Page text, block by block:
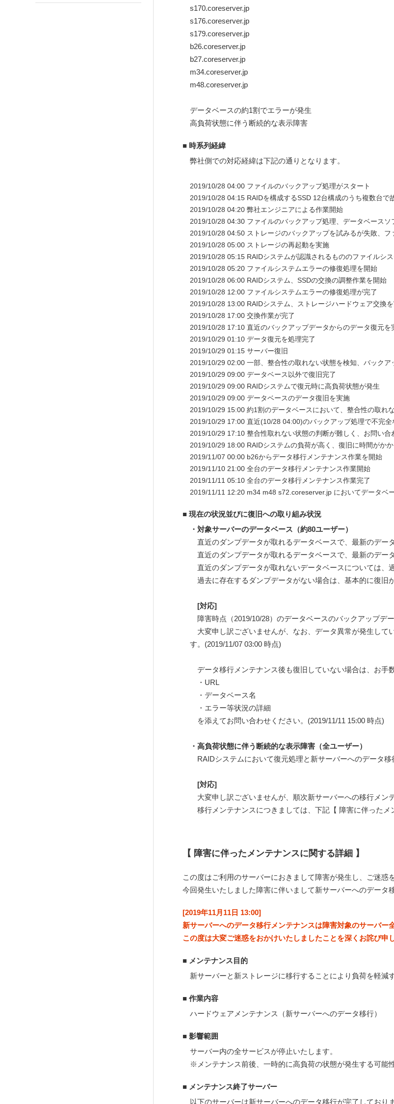
s170.coreserver.jp
s176.coreserver.jp
s179.coreserver.jp
b26.coreserver.jp
b27.coreserver.jp
m34.coreserver.jp
m48.coreserver.jp
データベースの約1割でエラーが発生
高負荷状態に伴う断続的な表示障害
■ 時系列経緯
弊社側での対応経緯は下記の通りとなります。
2019/10/28 04:00 ファイルのバックアップ処理がスタート
2019/10/28 04:15 RAIDを構成するSSD 12台構成のうち複数台
2019/10/28 04:20 弊社エンジニアによる作業開始
2019/10/28 04:30 ファイルのバックアップ処理、データベースソ
2019/10/28 04:50 ストレージのバックアップを試みるが失敗、
2019/10/28 05:00 ストレージの再起動を実施
2019/10/28 05:15 RAIDシステムが認識されるもののファイルシ
2019/10/28 05:20 ファイルシステムエラーの修復処理を開始
2019/10/28 06:00 RAIDシステム、SSDの交換の調整作業を開始
2019/10/28 12:00 ファイルシステムエラーの修復処理が完了
2019/10/28 13:00 RAIDシステム、ストレージハードウェア交換
2019/10/28 17:00 交換作業が完了
2019/10/28 17:10 直近のバックアップデータからのデータ復元を
2019/10/29 01:10 データ復元を処理完了
2019/10/29 01:15 サーバー復旧
2019/10/29 02:00 一部、整合性の取れない状態を検知、バックア
2019/10/29 09:00 データベース以外で復旧完了
2019/10/29 09:00 RAIDシステムで復元時に高負荷状態が発生
2019/10/29 09:00 データベースのデータ復旧を実施
2019/10/29 15:00 約1割のデータベースにおいて、整合性の取れ
2019/10/29 17:00 直近(10/28 04:00)のバックアップ処理で不完
2019/10/29 17:10 整合性取れない状態の判断が難しく、お問い
2019/10/29 18:00 RAIDシステムの負荷が高く、復旧に時間がか
2019/11/07 00:00 b26からデータ移行メンテナンス作業を開始
2019/11/10 21:00 全台のデータ移行メンテナンス作業開始
2019/11/11 05:10 全台のデータ移行メンテナンス作業完了
2019/11/11 12:20 m34 m48 s72.coreserver.jp においてデータベ
■ 現在の状況並びに復旧への取り組み状況
・対象サーバーのデータベース（約80ユーザー）
直近のダンプデータが取れるデータベースで、最新のデー
直近のダンプデータが取れるデータベースで、最新のデー
直近のダンプデータが取れないデータベースについては、
過去に存在するダンプデータがない場合は、基本的に復旧
[対応]
障害時点（2019/10/28）のデータベースのバックアップデ
大変申し訳ございませんが、なお、データ異常が発生して
す。(2019/11/07 03:00 時点)
データ移行メンテナンス後も復旧していない場合は、お手数
・URL
・データベース名
・エラー等状況の詳細
を添えてお問い合わせください。(2019/11/11 15:00 時点)
・高負荷状態に伴う断続的な表示障害（全ユーザー）
RAIDシステムにおいて復元処理と新サーバーへのデータ移
[対応]
大変申し訳ございませんが、順次新サーバーへの移行メン
移行メンテナンスにつきましては、下記【 障害に伴ったメ
【 障害に伴ったメンテナンスに関する詳細 】
この度はご利用のサーバーにおきまして障害が発生し、ご迷惑
今回発生いたしました障害に伴いまして新サーバーへのデータ
[2019年11月11日 13:00]
新サーバーへのデータ移行メンテナンスは障害対象のサーバー
この度は大変ご迷惑をおかけいたしましたことを深くお詫び申
■ メンテナンス目的
新サーバーと新ストレージに移行することにより負荷を軽減
■ 作業内容
ハードウェアメンテナンス（新サーバーへのデータ移行）
■ 影響範囲
サーバー内の全サービスが停止いたします。
※メンテナンス前後、一時的に高負荷の状態が発生する可能
■ メンテナンス終了サーバー
以下のサーバーは新サーバーへのデータ移行が完了しておりま